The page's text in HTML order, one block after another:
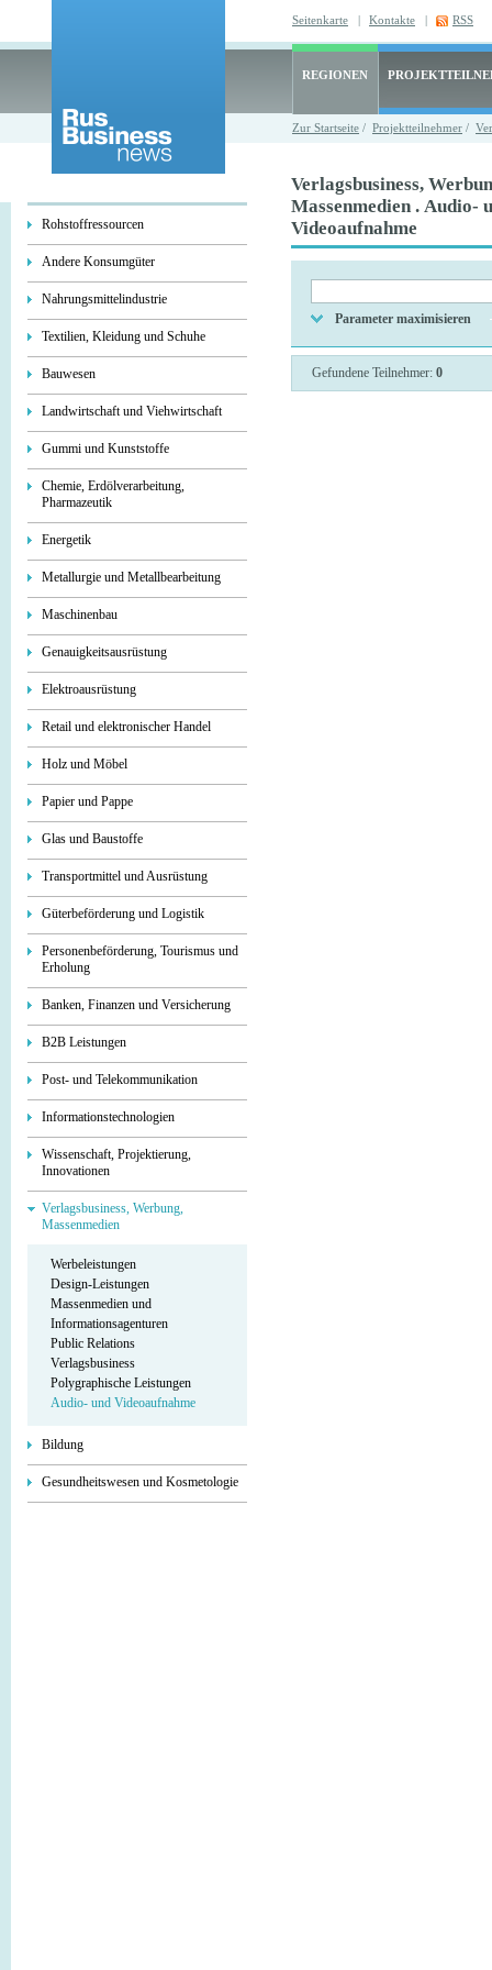
Seitenkarte | Kontakte | RSS
REGIONEN
Zur Startseite / Projektteilnehmer /
Rohstoffressourcen
Andere Konsumgüter
Nahrungsmittelindustrie
Textilien, Kleidung und Schuhe
Bauwesen
Landwirtschaft und Viehwirtschaft
Gummi und Kunststoffe
Chemie, Erdölverarbeitung,
Pharmazeutik
Energetik
Metallurgie und Metallbearbeitung
Maschinenbau
Genauigkeitsausrüstung
Elektroausrüstung
Retail und elektronischer Handel
Holz und Möbel
Papier und Pappe
Glas und Baustoffe
Transportmittel und Ausrüstung
Güterbeförderung und Logistik
Personenbeförderung, Tourismus und
Erholung
Banken, Finanzen und Versicherung
B2B Leistungen
Post- und Telekommunikation
Informationstechnologien
Wissenschaft, Projektierung,
Innovationen
Verlagsbusiness, Werbung,
Massenmedien
Werbeleistungen
Design-Leistungen
Massenmedien und
Informationsagenturen
Public Relations
Verlagsbusiness
Polygraphische Leistungen
Audio- und Videoaufnahme
Bildung
Gesundheitswesen und Kosmetologie
Verlagsbusiness,
Massenmedien . Audio-
Videoaufnahme
Parameter maximisieren
Gefundene Teilnehmer: 0